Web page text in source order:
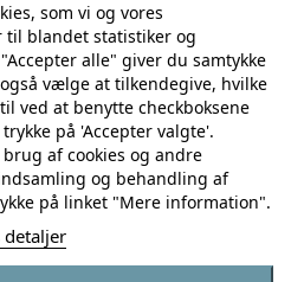
til Nyhedsbrev
adresse med tredjepart
Tilmeld
som vi og vores
blandet statistiker og
alle" giver du samtykke
vælge at tilkendegive, hvilke
ved at benytte checkboksene
på 'Accepter valgte'.
af cookies og andre
og behandling af
på linket "Mere information".
detaljer